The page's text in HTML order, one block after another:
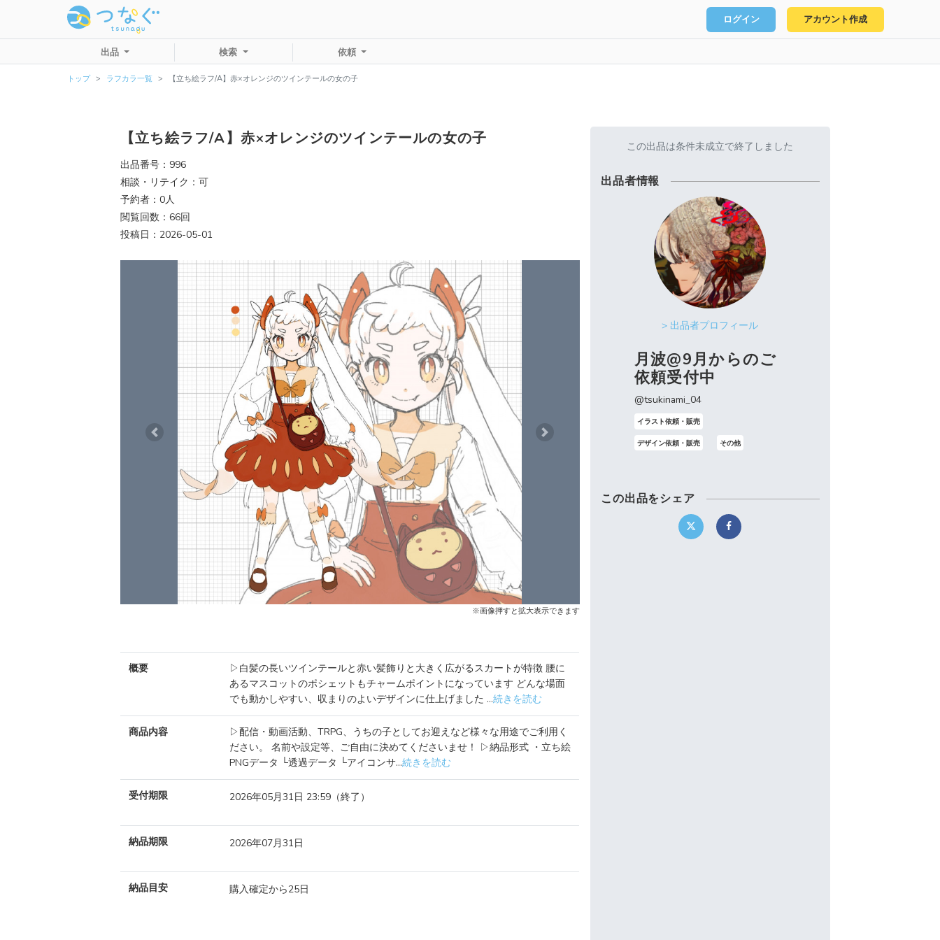
ログイン アカウント作成
出品 検索 依頼
トップ ラフカラ一覧 【立ち絵ラフ/A】赤×オレンジのツインテールの女の子
【立ち絵ラフ/A】赤×オレンジのツインテールの女の子
出品番号：996
相談・リテイク：可
予約者：0人
閲覧回数：66回
投稿日：2026-05-01
Previous Next
※画像押すと拡大表示できます
概要
▷白髪の長いツインテールと赤い髪飾りと大きく広がるスカートが特徴 腰に
あるマスコットのポシェットもチャームポイントになっています どんな場面
でも動かしやすい、収まりのよいデザインに仕上げました ...続きを読む
商品内容
▷配信・動画活動、TRPG、うちの子としてお迎えなど様々な用途でご利用く
ださい。 名前や設定等、ご自由に決めてくださいませ！ ▷納品形式 ・立ち絵
PNGデータ └透過データ └アイコンサ...続きを読む
受付期限 2026年05月31日 23:59（終了）
納品期限 2026年07月31日
納品目安 購入確定から25日
この出品は条件未成立で終了しました
出品者情報
> 出品者プロフィール
月波@9月からのご
依頼受付中
@tsukinami_04
イラスト依頼・販売
デザイン依頼・販売 その他
この出品をシェア